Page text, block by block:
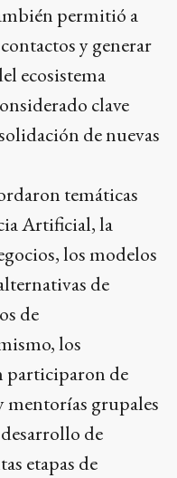
permitió a
y generar
ecosistema
clave
de nuevas
temáticas
Artificial, la
los modelos
de
de
los
participaron de
mentorías grupales
de
etapas de